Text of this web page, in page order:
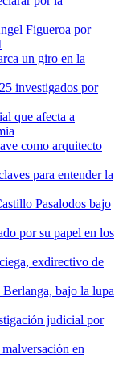
Figueroa por
un giro en la
investigados por
que afecta a
como arquitecto
para entender la
Pasalodos bajo
por su papel en los
exdirectivo de
bajo la lupa
judicial por
en